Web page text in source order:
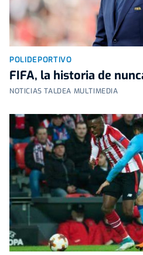
POLIDEPORTIVO
FIFA, la historia de
NOTICIAS TALDEA MULTIMEDIA